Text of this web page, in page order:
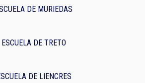
DE MURIEDAS
ESCUELA DE TRETO
DE LIENCRES